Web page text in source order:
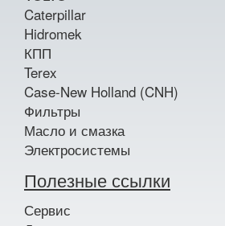
Caterpillar
Hidromek
КПП
Terex
Case-New Holland (CNH)
Фильтры
Масло и смазка
Электросистемы
Полезные ссылки
Сервис